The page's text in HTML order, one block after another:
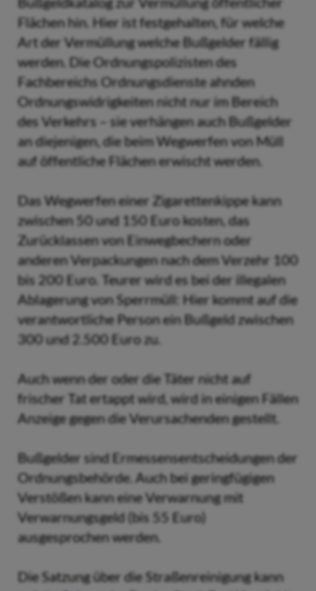
Flächen hin. Hier ist festgehalten, für welche
Art der Vermüllung welche Bußgelder fällig
werden. Die Ordnungspolizisten des
Fachbereichs Ordnungsdienste ahnden
Ordnungswidrigkeiten nicht nur im Bereich
des Verkehrs – sie verhängen auch Bußgelder
an diejenigen, die beim Wegwerfen von Müll
auf öffentliche Flächen erwischt werden.
Das Wegwerfen einer Zigarettenkippe kann
zwischen 50 und 150 Euro kosten, das
Zurücklassen von Einwegbechern oder
anderen Verpackungen nach dem Verzehr 100
bis 200 Euro. Teurer wird es bei der illegalen
Ablagerung von Sperrmüll: Hier kommt auf die
verantwortliche Person ein Bußgeld zwischen
300 und 2.500 Euro zu.
Auch wenn der oder die Täter nicht auf
frischer Tat ertappt wird, wird in einigen Fällen
Anzeige gegen die Verursachenden gestellt.
Bußgelder sind Ermessensentscheidungen der
Ordnungsbehörde. Auch bei geringfügigen
Verstößen kann eine Verwarnung mit
Verwarnungsgeld (bis 55 Euro)
ausgesprochen werden.
Die Satzung über die Straßenreinigung kann